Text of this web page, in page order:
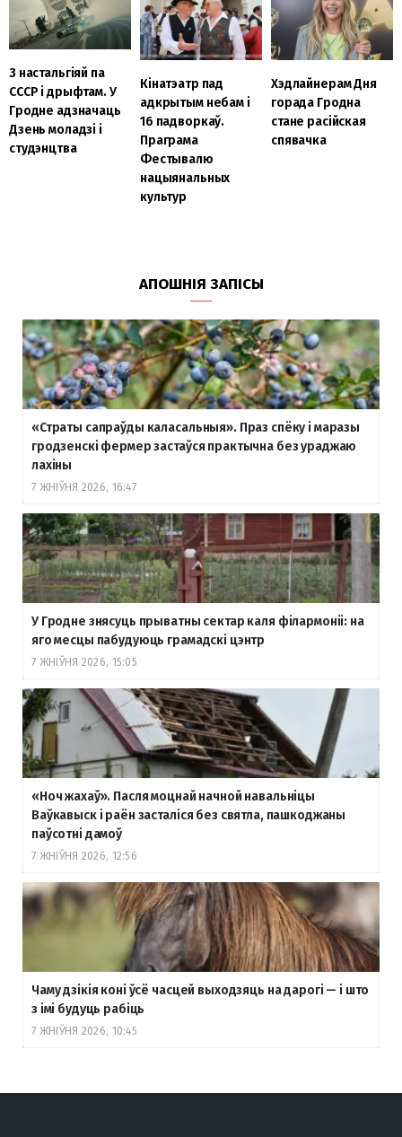
З настальгіяй па
СССР і дрыфтам. У
Гродне адзначаць
Дзень моладзі і
студэнцтва
Кінатэатр пад
адкрытым небам і
16 падворкаў.
Праграма
Фестывалю
нацыянальных
культур
Хэдлайнерам Дня
горада Гродна
стане расійская
спявачка
АПОШНІЯ ЗАПІСЫ
«Страты сапраўды каласальныя». Праз спёку і маразы
гродзенскі фермер застаўся практычна без ураджаю
лахіны
7 ЖНІЎНЯ 2026, 16:47
У Гродне знясуць прыватны сектар каля філармоніі: на
яго месцы пабудуюць грамадскі цэнтр
7 ЖНІЎНЯ 2026, 15:05
«Ноч жахаў». Пасля моцнай начной навальніцы
Ваўкавыск і раён засталіся без святла, пашкоджаны
паўсотні дамоў
7 ЖНІЎНЯ 2026, 12:56
Чаму дзікія коні ўсё часцей выходзяць на дарогі — і што
з імі будуць рабіць
7 ЖНІЎНЯ 2026, 10:45